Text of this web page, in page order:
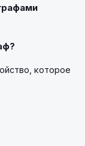
которое